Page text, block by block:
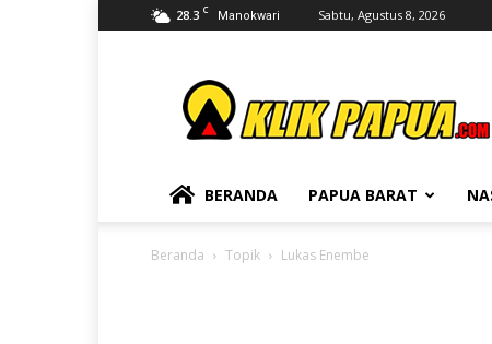
28.3 C Manokwari Sabtu, Agustus 8, 2026
BERANDA PAPUA BARAT
Beranda Topik Lukas Enembe